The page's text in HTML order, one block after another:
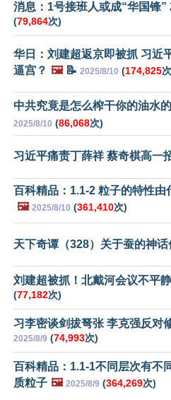
消息：1号接班人或成“华国锋”
(79,864次)
华日：刘建超返京即被抓 习近
逼宫？ 🖼️📝 2025/8/10 (174,825
中共究竟是怎么榨干你的油水
2025/8/10 (86,068次)
习近平痛责丁薛祥 蔡奇棋高一
百科精品：1.1-2 粒子的特性由
🖼️ 2025/8/10 (361,410次)
天下奇谭（328）关于蚕的神
刘建超被抓！北戴河会议不平
(77,182次)
习李密谈剑拔弩张 李克强反对
2025/8/9 (74,993次)
百科精品：1.1-1不同层次有不
质粒子 🖼️ 2025/8/9 (364,269次)